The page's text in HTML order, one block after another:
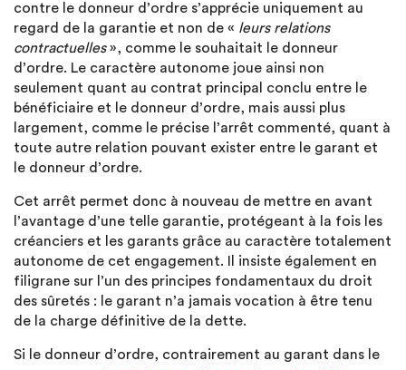
contre le donneur d’ordre s’apprécie uniquement au
regard de la garantie et non de « leurs relations
contractuelles», comme le souhaitait le donneur
d’ordre. Le caractère autonome joue ainsi non
seulement quant au contrat principal conclu entre le
bénéficiaire et le donneur d’ordre, mais aussi plus
largement, comme le précise l’arrêt commenté, quant à
toute autre relation pouvant exister entre le garant et
le donneur d’ordre.
Cet arrêt permet donc à nouveau de mettre en avant
l’avantage d’une telle garantie, protégeant à la fois les
créanciers et les garants grâce au caractère totalement
autonome de cet engagement. Il insiste également en
filigrane sur l’un des principes fondamentaux du droit
des sûretés : le garant n’a jamais vocation à être tenu
de la charge définitive de la dette.
Si le donneur d’ordre, contrairement au garant dans le